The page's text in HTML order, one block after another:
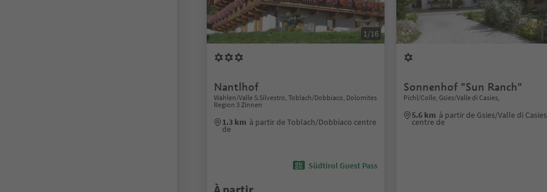
1/16
Nantlhof
Wahlen/Valle S.Silvestro, Toblach/Dobbiaco, Dolomites
Region 3 Zinnen
1.3 km à partir de Toblach/Dobbiaco centre
de
Südtirol Guest Pass
Sonnenhof "Sun Ranch"
Pichl/Colle, Gsies/Valle di Casies,
5.6 km à partir de Gsies/Valle di Casies
centre de